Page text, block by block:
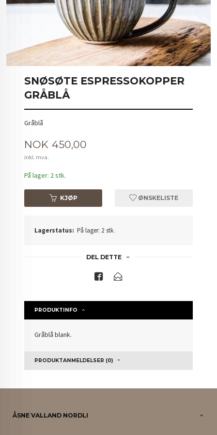
SNØSØTE ESPRESSOKOPPER
GRÅBLÅ
Gråblå
Pris
NOK 450,00
inkl. mva.
På lager: 2 stk.
KJØP ØNSKELISTE
Lagerstatus: På lager: 2 stk.
DEL DETTE
PRODUKTINFO
Gråblå blank.
PRODUKTANMELDELSER (0)
ÅSNE VALLAND NORDLI